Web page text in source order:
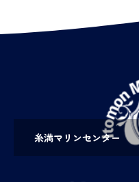
糸満マリンセンター